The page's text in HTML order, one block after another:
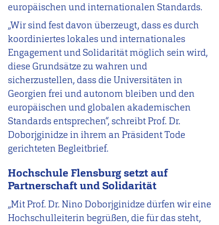
europäischen und internationalen Standards.
„Wir sind fest davon überzeugt, dass es durch
koordiniertes lokales und internationales
Engagement und Solidarität möglich sein wird,
diese Grundsätze zu wahren und
sicherzustellen, dass die Universitäten in
Georgien frei und autonom bleiben und den
europäischen und globalen akademischen
Standards entsprechen“, schreibt Prof. Dr.
Doborjginidze in ihrem an Präsident Tode
gerichteten Begleitbrief.
Hochschule Flensburg setzt auf
Partnerschaft und Solidarität
„Mit Prof. Dr. Nino Doborjginidze dürfen wir eine
Hochschulleiterin begrüßen, die für das steht,